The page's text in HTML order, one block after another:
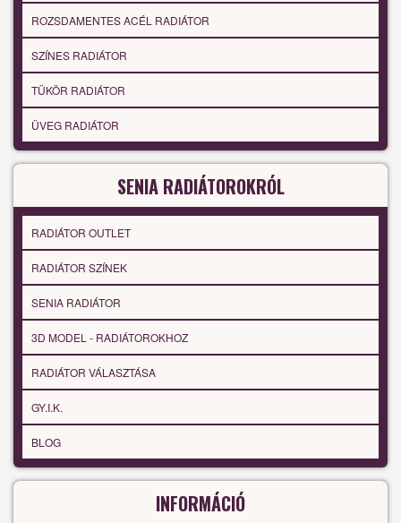
ROZSDAMENTES ACÉL RADIÁTOR
SZÍNES RADIÁTOR
TÜKÖR RADIÁTOR
ÜVEG RADIÁTOR
SENIA RADIÁTOROKRÓL
RADIÁTOR OUTLET
RADIÁTOR SZÍNEK
SENIA RADIÁTOR
3D MODEL - RADIÁTOROKHOZ
RADIÁTOR VÁLASZTÁSA
GY.I.K.
BLOG
INFORMÁCIÓ